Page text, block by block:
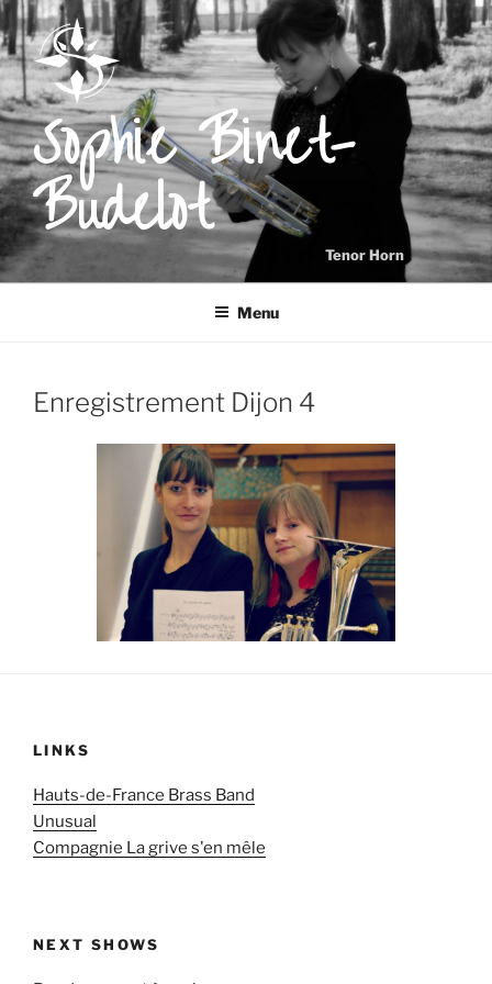
Skip
to
content
Sophie Binet-
Budelot Tenor Horn
Menu
Enregistrement Dijon 4
LINKS
Hauts-de-France Brass Band
Unusual
Compagnie La grive s'en mêle
NEXT SHOWS